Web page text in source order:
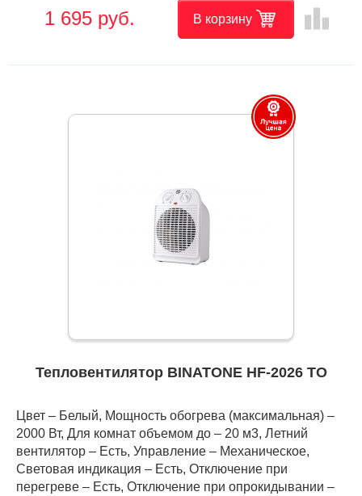
1 695 руб. В корзину leaderboard
Тепловентилятор BINATONE HF-2026 TO
Цвет – Белый, Мощность обогрева (максимальная) –
2000 Вт, Для комнат объемом до – 20 м3, Летний
вентилятор – Есть, Управление – Механическое,
Световая индикация – Есть, Отключение при
перегреве – Есть, Отключение при опрокидывании –